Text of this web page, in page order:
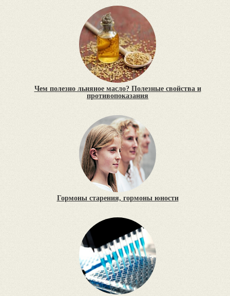
Чем полезно льняное масло? Полезные свойства и
противопоказания
Гормоны старения, гормоны юности